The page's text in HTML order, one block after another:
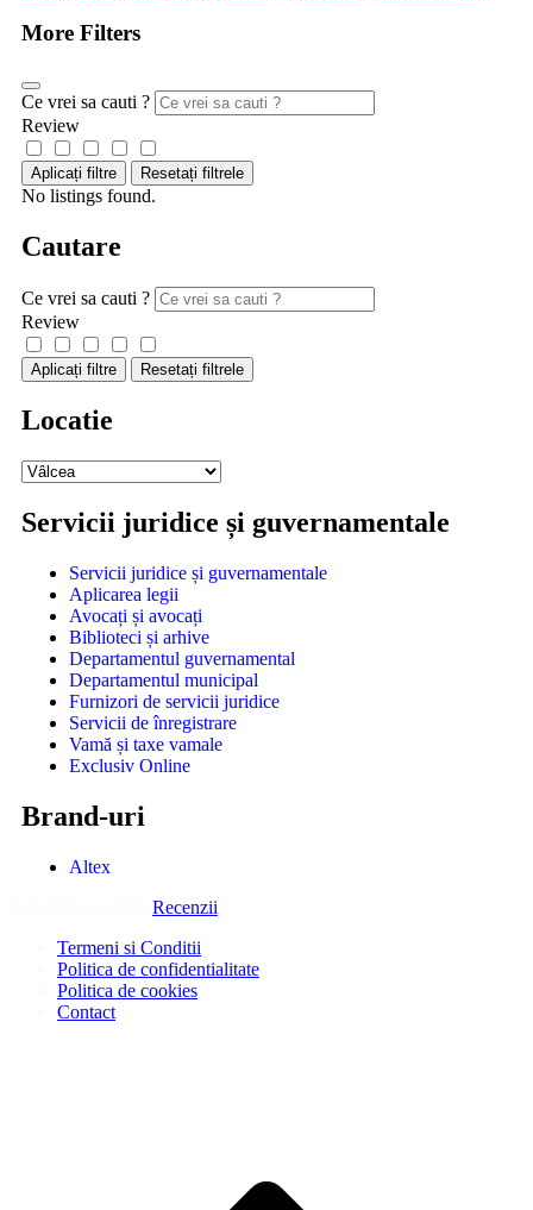
More Filters
Ce vrei sa cauti ?
Review
Aplicați filtre Resetați filtrele
No listings found.
Cautare
Ce vrei sa cauti ?
Review
Aplicați filtre Resetați filtrele
Locatie
Servicii juridice și guvernamentale
Servicii juridice și guvernamentale
Aplicarea legii
Avocați și avocați
Biblioteci și arhive
Departamentul guvernamental
Departamentul municipal
Furnizori de servicii juridice
Servicii de înregistrare
Vamă și taxe vamale
Exclusiv Online
Brand-uri
Altex
Recenzii
Termeni si Conditii
Politica de confidentialitate
Politica de cookies
Contact